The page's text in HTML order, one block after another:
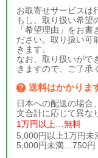
お取寄せサービスは
もし、取り扱い希望
「希望理由」をお書
ださい。取り扱い可
きます。
なお、取り扱いがで
きますので、ご了承
送料はかかりま
日本への配送の場合
文合計に応じて異な
1万円以上…無料
5,000円以上1万円
5,000円未満…750円